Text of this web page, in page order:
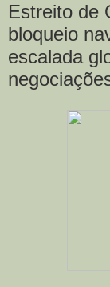
Estreito de
bloqueio
escalada